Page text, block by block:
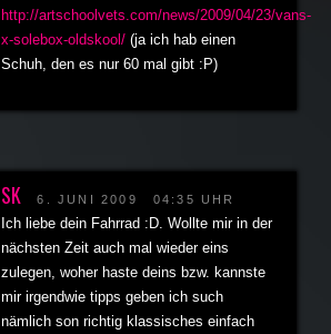
http://artschoolvets.com/news/2009/04/23/vans-
x-solebox-oldskool/ (ja ich hab einen
Schuh, den es nur 60 mal gibt :P)
SK 6. JUNI 2009 04:35 UHR
Ich liebe dein Fahrrad :D. Wollte mir in der
nächsten Zeit auch mal wieder eins
zulegen, woher haste deins bzw. kannste
mir irgendwie tipps geben ich such
nämlich son richtig klassisches einfach